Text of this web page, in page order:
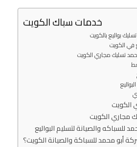
خدمات سباك الكويت
بواليع بالكويت
في الكويت
تسليك مجاري الكويت
الكويت
مجاري الكويت
للسباكه والصيانة لتسليم البواليع
أبو محمد للسباكة والصيانة الكويت؟